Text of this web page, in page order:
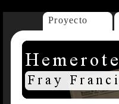
Proyecto